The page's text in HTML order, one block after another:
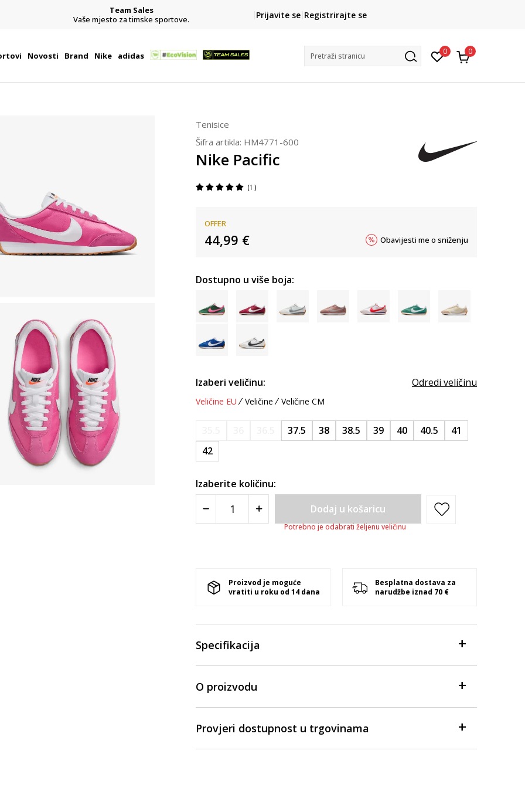
Team Sales
Vaše mjesto za timske sportove.
CLICK& COLLECT
besplatno preuzimanje u trgovini
Prijavite se Registrirajte se
Novosti Brand Nike adidas Pretraži stranicu 0 0
Tenisice
Šifra artikla: HM4771-600
Nike Pacific
1
OFFER
44,99 € Obavijesti me o sniženju
Dostupno u više boja:
Izaberi veličinu: Odredi veličinu
Veličine EU Veličine Veličine CM
37.5 38 38.5 39 40 40.5
41
42
Izaberite količinu:
Dodaj u košaricu
Potrebno je odabrati željenu veličinu
Proizvod je moguće
vratiti u roku od 14 dana
Besplatna dostava za
narudžbe iznad 70 €
Specifikacija
O proizvodu
Provjeri dostupnost u trgovinama